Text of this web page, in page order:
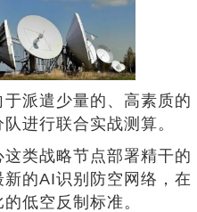
派遣少量的、高素质的
进行联合实战测算。
类战略节点部署精干的
的AI识别防空网络，在
低空反制标准。